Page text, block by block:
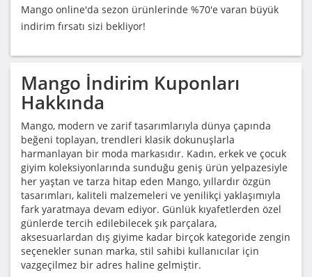
Mango online'da sezon ürünlerinde %70'e varan büyük
indirim fırsatı sizi bekliyor!
Mango İndirim Kuponları
Hakkında
Mango, modern ve zarif tasarımlarıyla dünya çapında
beğeni toplayan, trendleri klasik dokunuşlarla
harmanlayan bir moda markasıdır. Kadın, erkek ve çocuk
giyim koleksiyonlarında sunduğu geniş ürün yelpazesiyle
her yaştan ve tarza hitap eden Mango, yıllardır özgün
tasarımları, kaliteli malzemeleri ve yenilikçi yaklaşımıyla
fark yaratmaya devam ediyor. Günlük kıyafetlerden özel
günlerde tercih edilebilecek şık parçalara,
aksesuarlardan dış giyime kadar birçok kategoride zengin
seçenekler sunan marka, stil sahibi kullanıcılar için
vazgeçilmez bir adres haline gelmiştir.